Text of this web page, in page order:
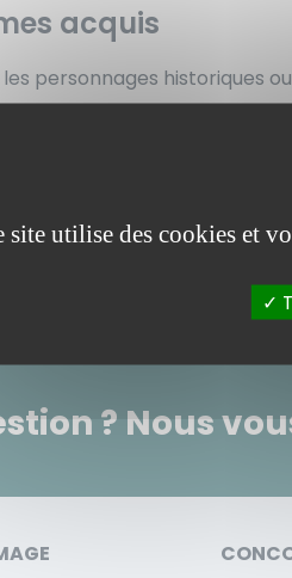
acquis
personnages historiques ou
? Nous
site utilise des cookies et